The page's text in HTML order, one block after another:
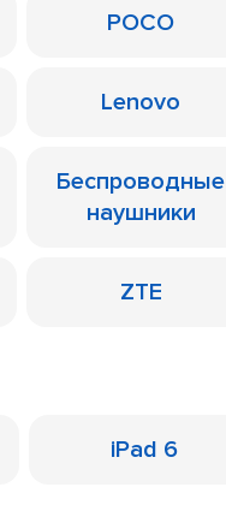
POCO
Lenovo
Беспроводные
наушники
ZTE
iPad 6